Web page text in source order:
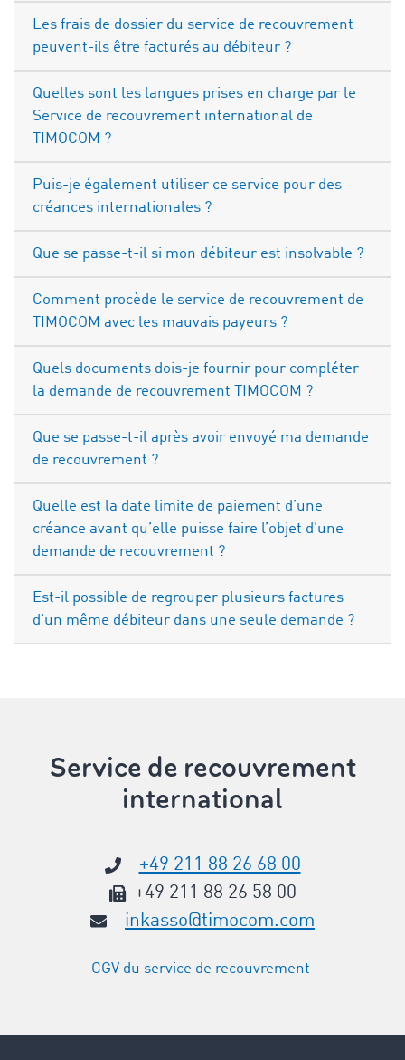
Les frais de dossier du service de recouvrement
peuvent-ils être facturés au débiteur ?
Quelles sont les langues prises en charge par le
Service de recouvrement international de
TIMOCOM ?
Puis-je également utiliser ce service pour des
créances internationales ?
Que se passe-t-il si mon débiteur est insolvable ?
Comment procède le service de recouvrement de
TIMOCOM avec les mauvais payeurs ?
Quels documents dois-je fournir pour compléter
la demande de recouvrement TIMOCOM ?
Que se passe-t-il après avoir envoyé ma demande
de recouvrement ?
Quelle est la date limite de paiement d’une
créance avant qu’elle puisse faire l’objet d’une
demande de recouvrement ?
Est-il possible de regrouper plusieurs factures
d'un même débiteur dans une seule demande ?
Service de recouvrement
international
+49 211 88 26 68 00
+49 211 88 26 58 00
inkasso@timocom.com
CGV du service de recouvrement